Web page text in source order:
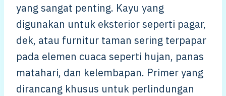
yang sangat penting. Kayu yang
digunakan untuk eksterior seperti pagar,
dek, atau furnitur taman sering terpapar
pada elemen cuaca seperti hujan, panas
matahari, dan kelembapan. Primer yang
dirancang khusus untuk perlindungan